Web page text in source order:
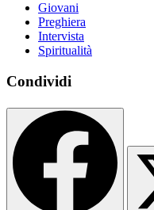
Giovani
Preghiera
Intervista
Spiritualità
Condividi